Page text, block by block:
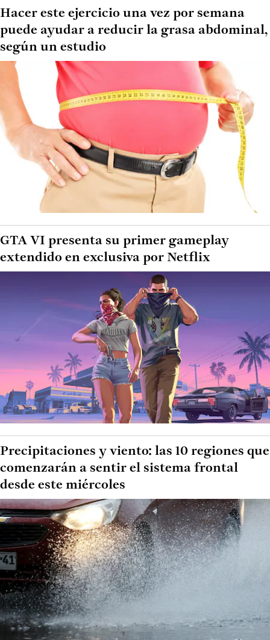
Hacer este ejercicio una vez por semana
puede ayudar a reducir la grasa abdominal,
según un estudio
GTA VI presenta su primer gameplay
extendido en exclusiva por Netflix
Precipitaciones y viento: las 10 regiones que
comenzarán a sentir el sistema frontal
desde este miércoles